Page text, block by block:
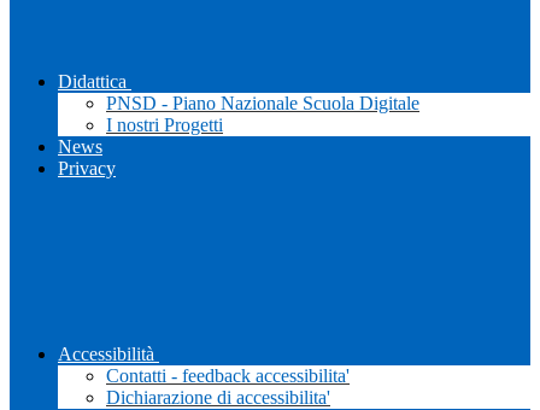
Didattica
PNSD - Piano Nazionale Scuola Digitale
I nostri Progetti
News
Privacy
Accessibilità
Contatti - feedback accessibilita'
Dichiarazione di accessibilita'